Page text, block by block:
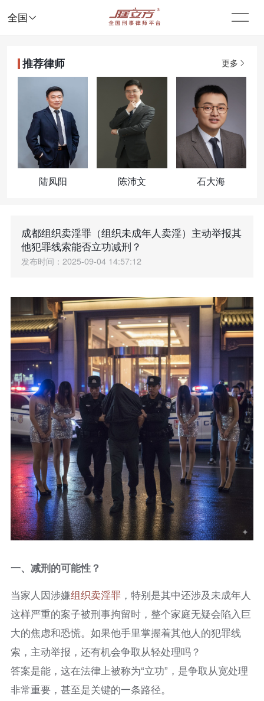
全国 
推荐律师 更多
陆凤阳 陈沛文 石大海
成都组织卖淫罪（组织未成年人卖淫）主动举报其
他犯罪线索能否立功减刑？
发布时间：2025-09-04 14:57:12
一、减刑的可能性？
当家人因涉嫌组织卖淫罪，特别是其中还涉及未成年人
这样严重的案子被刑事拘留时，整个家庭无疑会陷入巨
大的焦虑和恐慌。如果他手里掌握着其他人的犯罪线
索，主动举报，还有机会争取从轻处理吗？
答案是能，这在法律上被称为“立功”，是争取从宽处理
非常重要，甚至是关键的一条路径。